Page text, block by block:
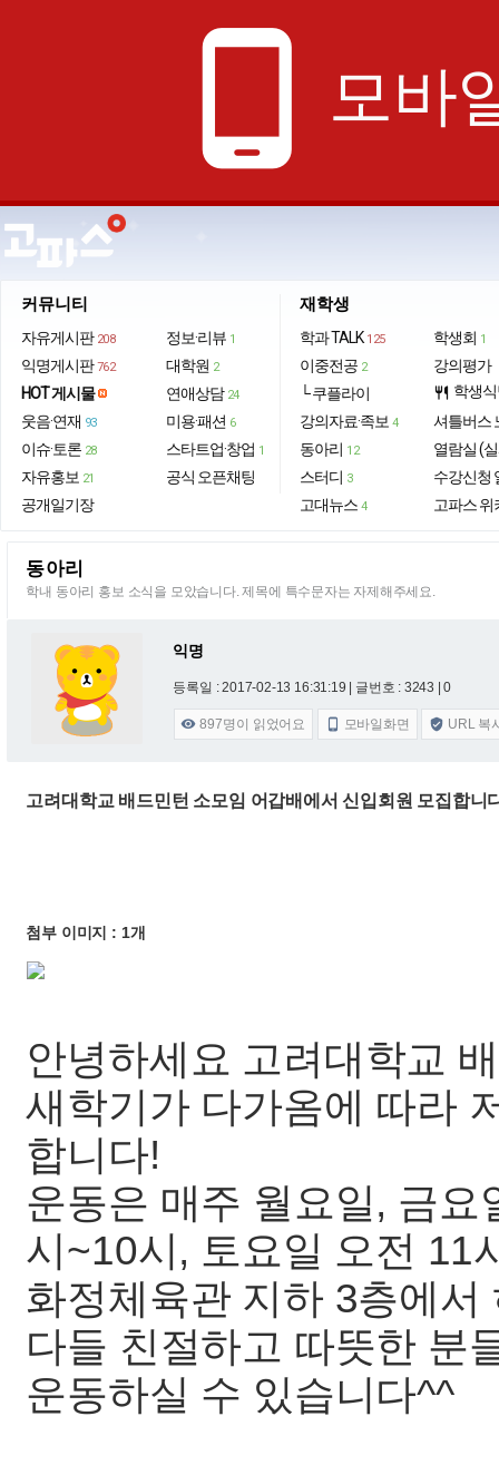
phone_android 모바
커뮤니티
자유게시판 208
익명게시판 762
HOT 게시물
웃음·연재 93
이슈·토론 28
자유홍보 21
공개일기장
정보·리뷰 1
대학원 2
연애상담 24
미용·패션 6
스타트업·창업 1
공식 오픈채팅
재학생
학과 TALK 125
이중전공 2
└ 쿠플라이
강의자료·족보 4
동아리 12
스터디 3
고대뉴스 4
학생회 1
강의평가
restaurant 학생
셔틀버스
열람실 (
수강신청
고파스 위
동아리
학내 동아리 홍보 소식을 모았습니다. 제목에 특수문자는 자제해주세요.
익명
등록일 : 2017-02-13 16:31:19 | 글번호 : 3243 | 0
 897명이 읽었어요  모바일화면  URL 복
고려대학교 배드민턴 소모임 어갑배에서 신입회원 모집합니
첨부 이미지 : 1개
안녕하세요 고려대학교
새학기가 다가옴에 따라
합니다!
운동은 매주 월요일, 금
시~10시, 토요일 오전 11
화정체육관 지하 3층에서
다들 친절하고 따뜻한 분
운동하실 수 있습니다^^